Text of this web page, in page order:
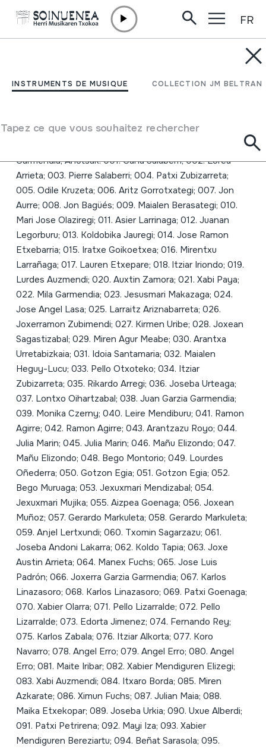
INSTRUMENTS DE MUSIQUE COLLECTION JM BELTRAN
Tapez ce que vous souhaitez rechercher
FR
Sonetoak. Zeru horren
Auteur
Shakespeare, William; Bertsioa eta iruzkinak: Juan Garzia
Garmendia; Ahotsak: 001. Gana Salaberri; 002. Lorea
Arrieta; 003. Pierre Salaberri; 004. Patxi Zubizarreta;
005. Odile Kruzeta; 006. Aritz Gorrotxategi; 007. Jon
Aurre; 008. Jon Bagüés; 009. Maialen Berasategi; 010.
Mari Jose Olaziregi; 011. Asier Larrinaga; 012. Juanan
Legorburu; 013. Koldobika Jauregi; 014. Jose Ramon
Etxebarria; 015. Iratxe Goikoetxea; 016. Mirentxu
Larrañaga; 017. Lauren Etxepare; 018. ltziar Iriondo; 019.
Lurdes Auzmendi; 020. Auxtin Zamora; 021. Xabi Paya;
022. Mila Garmendia; 023. Jesusmari Makazaga; 024.
Jose Angel Lasa; 025. Larraitz Ariznabarreta; 026.
Joxerramon Zubimendi; 027. Kirmen Uribe; 028. Joxean
Sagastizabal; 029. Miren Agur Meabe; 030. Arantxa
Urretabizkaia; 031. Idoia Santamaria; 032. Maialen
Heguy-Lucu; 033. Pello Otxoteko; 034. Itziar
Zubizarreta; 035. Rikardo Arregi; 036. Joseba Urteaga;
037. Lontxo Oihartzabal; 038. Juan Garzia Garmendia;
039. Monika Czerny; 040. Leire Mendiburu; 041. Ramon
Agirre; 042. Ramon Agirre; 043. Arantzazu Royo; 044.
Julia Marin; 045. Julia Marin; 046. Mañu Elizondo; 047.
Mañu Elizondo; 048. Bego Montorio; 049. Lourdes
Oñederra; 050. Gotzon Egia; 051. Gotzon Egia; 052.
Bego Muruaga; 053. Jexuxmari Mendizabal; 054.
Jexuxmari Mujika; 055. Aizpea Goenaga; 056. Joxean
Muñoz; 057. Gerardo Markuleta; 058. Gerardo Markuleta;
059. Anjel Lertxundi; 060. Txomin Sagarzazu; 061.
Joseba Andoni Lakarra; 062. Koldo Tapia; 063. Joxe
Austin Arrieta; 064. Manex Fuchs; 065. Jose Luis
Padrón; 066. Joxerra Garzia Garmendia; 067. Karlos
Linazasoro; 068. Karlos Linazasoro; 069. Patxi Goenaga;
070. Xabier Olarra; 071. Pello Lizarralde; 072. Pello
Lizarralde; 073. Edorta Jimenez; 074. Fernando Rey;
075. Karlos Zabala; 076. Itziar Alkorta; 077. Koro
Navarro; 078. Angel Erro; 079. Angel Erro; 080. Angel
Erro; 081. Maite Iribar; 082. Xabier Mendiguren Elizegi;
083. Xabi Auzmendi; 084. Itxaro Borda; 085. Miren
Azkarate; 086. Ximun Fuchs; 087. Julian Maia; 088.
Maika Etxekopar; 089. Joseba Urkia; 090. Uxue Alberdi;
091. Patxi Petrirena; 092. Mayi Iza; 093. Xabier
Mendiguren Bereziartu; 094. Beñat Sarasola; 095.